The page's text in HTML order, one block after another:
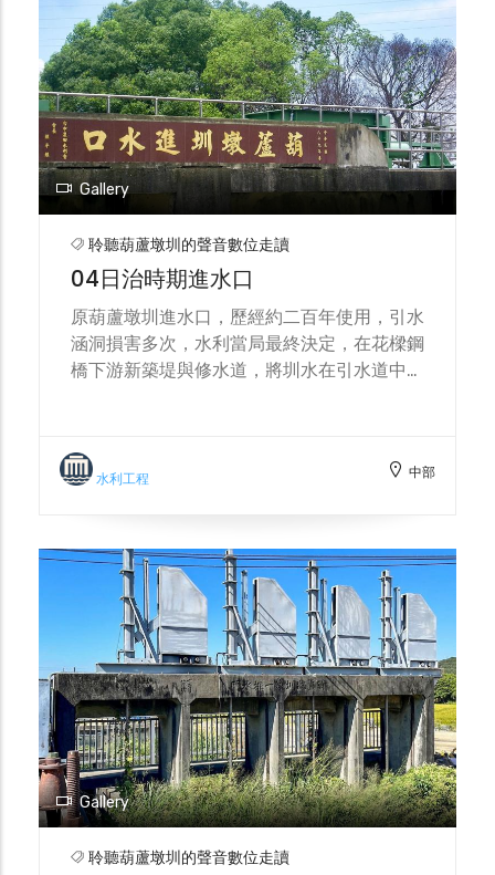
Gallery
聆聽葫蘆墩圳的聲音數位走讀
04日治時期進水口
原葫蘆墩圳進水口，歷經約二百年使用，引水
涵洞損害多次，水利當局最終決定，在花樑鋼
橋下游新築堤與修水道，將圳水在引水道中導
整，921大地震後立即修護重新啟用，不誤農
時降低災損，實則萬幸。
水利工程 中部
Gallery
聆聽葫蘆墩圳的聲音數位走讀